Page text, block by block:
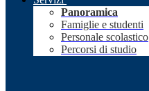
Panoramica
Famiglie e studenti
Personale scolastico
Percorsi di studio